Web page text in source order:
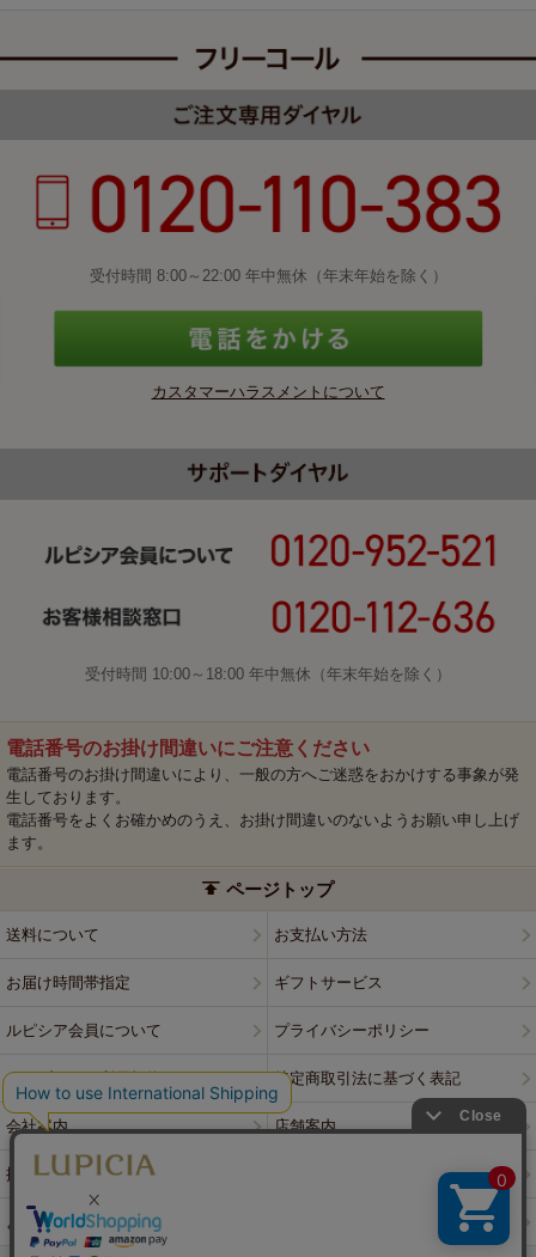
受付時間 8:00～22:00 年中無休（年末年始を除く）
カスタマーハラスメントについて
受付時間 10:00～18:00 年中無休（年末年始を除く）
電話番号のお掛け間違いにご注意ください
電話番号のお掛け間違いにより、一般の方へご迷惑をおかけする事象が発
生しております。
電話番号をよくお確かめのうえ、お掛け間違いのないようお願い申し上げ
ます。
ページトップ
送料について お支払い方法
お届け時間帯指定 ギフトサービス
ルピシア会員について プライバシーポリシー
ウェブサイト利用規約 特定商取引法に基づく表記
会社案内 店舗案内
採用情報
よくある質問